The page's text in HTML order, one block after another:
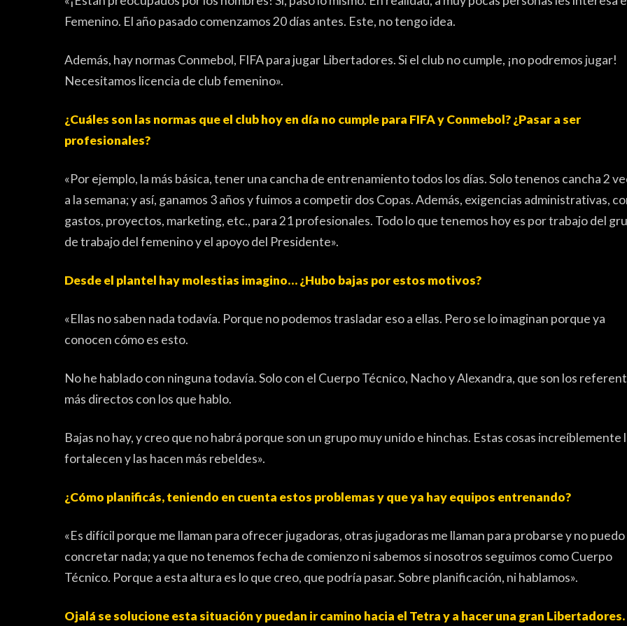
Femenino. El año pasado comenzamos 20 días antes. Este, no tengo idea.
Además, hay normas Conmebol, FIFA para jugar Libertadores. Si el club no cumple, ¡no podremos jugar!
Necesitamos licencia de club femenino».
¿Cuáles son las normas que el club hoy en día no cumple para FIFA y Conmebol? ¿Pasar a ser
profesionales?
«Por ejemplo, la más básica, tener una cancha de entrenamiento todos los días. Solo tenenos cancha 2
a la semana; y así, ganamos 3 años y fuimos a competir dos Copas. Además, exigencias administrativas,
gastos, proyectos, marketing, etc., para 21 profesionales. Todo lo que tenemos hoy es por trabajo del
de trabajo del femenino y el apoyo del Presidente».
Desde el plantel hay molestias imagino… ¿Hubo bajas por estos motivos?
«Ellas no saben nada todavía. Porque no podemos trasladar eso a ellas. Pero se lo imaginan porque ya
conocen cómo es esto.
No he hablado con ninguna todavía. Solo con el Cuerpo Técnico, Nacho y Alexandra, que son los
más directos con los que hablo.
Bajas no hay, y creo que no habrá porque son un grupo muy unido e hinchas. Estas cosas increíblemente
fortalecen y las hacen más rebeldes».
¿Cómo planificás, teniendo en cuenta estos problemas y que ya hay equipos entrenando?
«Es difícil porque me llaman para ofrecer jugadoras, otras jugadoras me llaman para probarse y no puedo
concretar nada; ya que no tenemos fecha de comienzo ni sabemos si nosotros seguimos como Cuerpo
Técnico. Porque a esta altura es lo que creo, que podría pasar. Sobre planificación, ni hablamos».
Ojalá se solucione esta situación y puedan ir camino hacia el Tetra y a hacer una gran Libertadores.